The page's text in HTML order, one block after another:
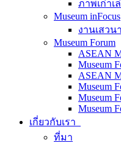
ภาพเก่าเ
Museum inFocus
งานเสวน
Museum Forum
ASEAN
Museum
ASEAN
Museum
Museum
Museum
เกี่ยวกับเรา
ที่มา